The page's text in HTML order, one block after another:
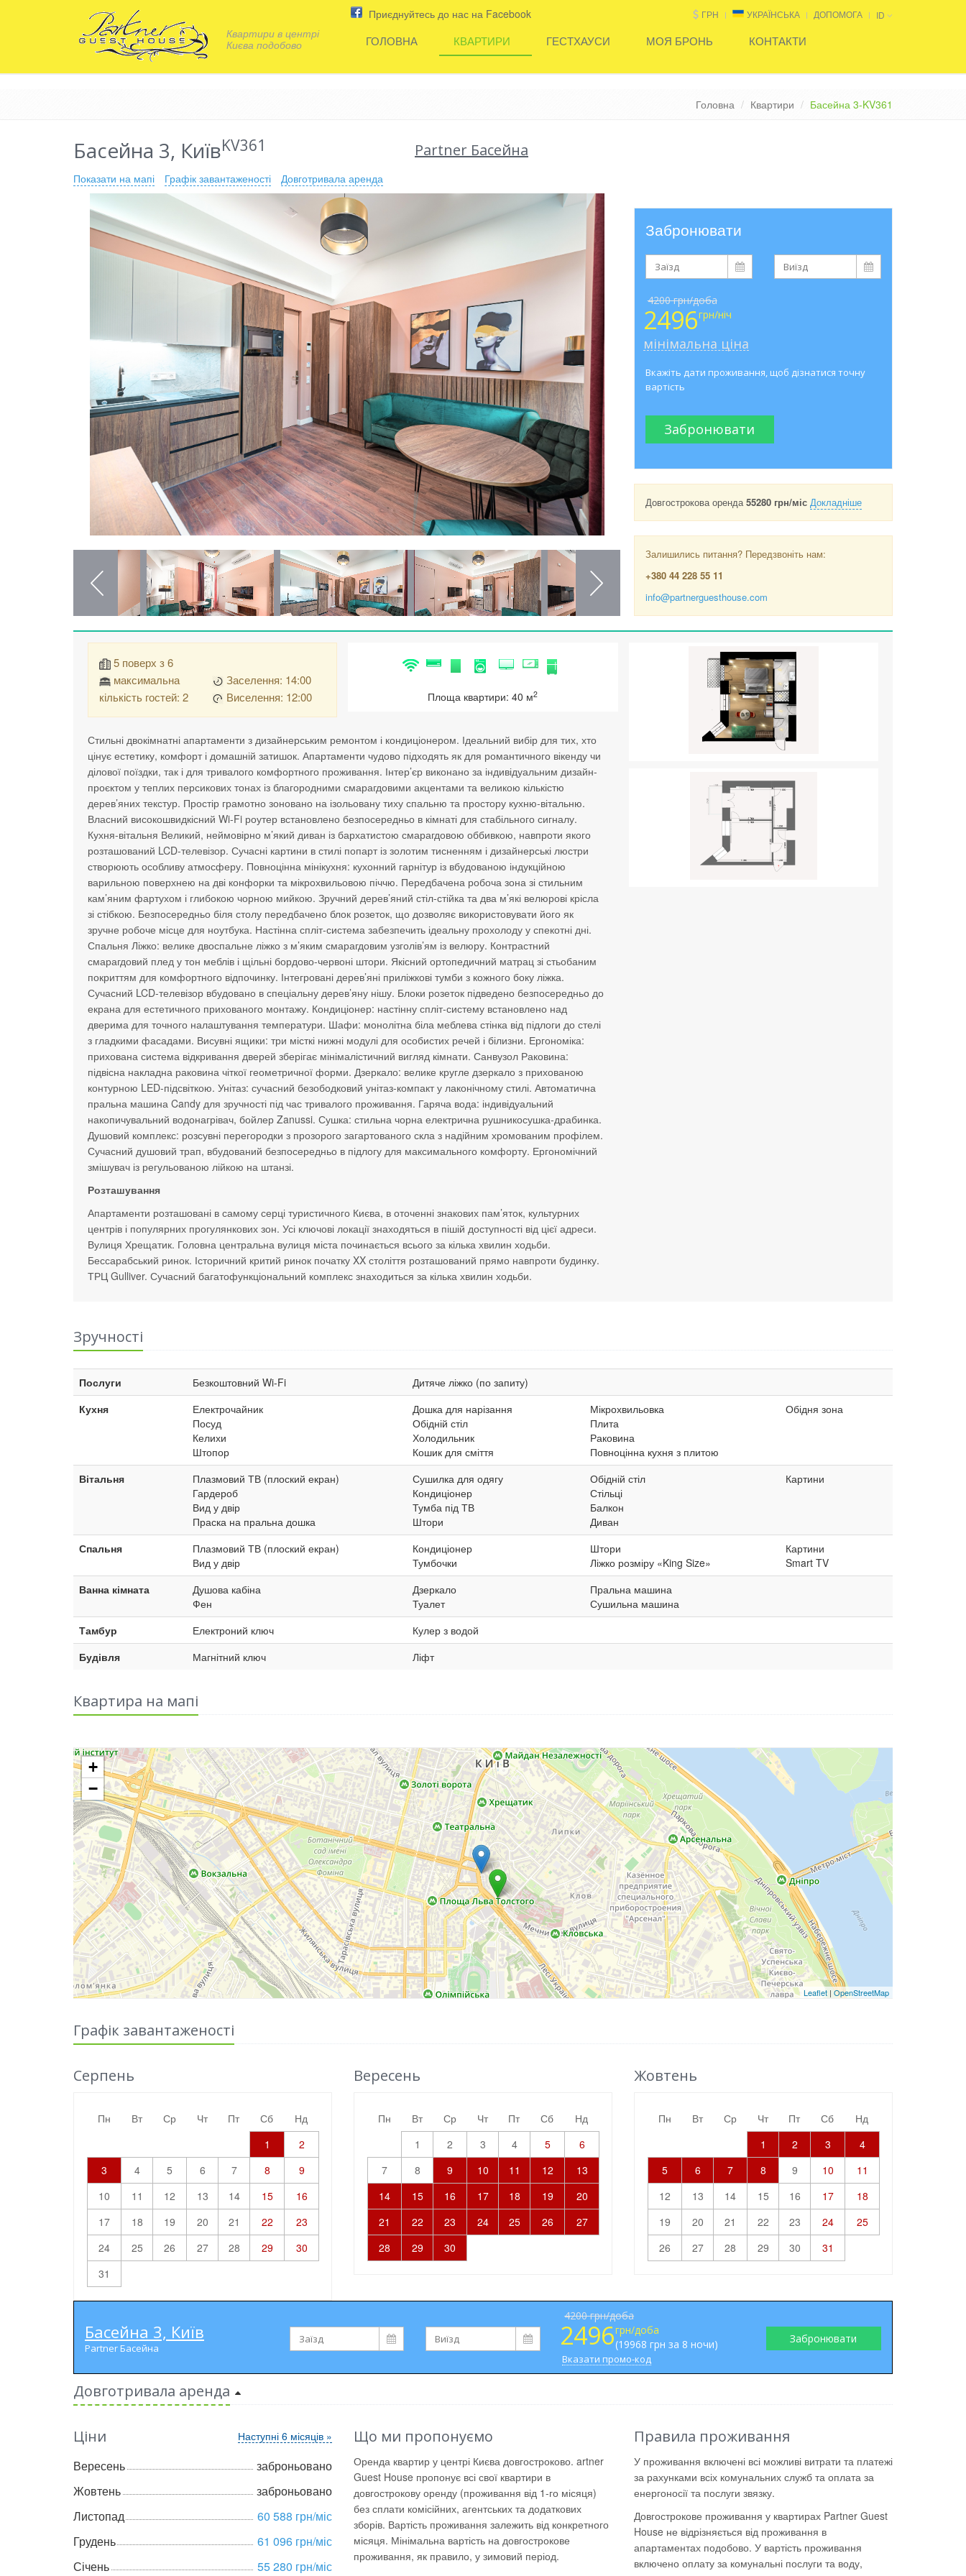
ГРН УКРАЇНСЬКА ДОПОМОГА ID
Приєднуйтесь до нас на Facebook
ГОЛОВНА КВАРТИРИ ГЕСТХАУСИ МОЯ БРОНЬ КОНТАКТИ
Квартири в центрі
Києва подобово
Головна Квартири Басейна 3-KV361
Басейна 3, КиївKV361
Показати на мапі Графік завантаженості Довготривала аренда
Partner Басейна
Забронювати
4200 грн/доба
2496грн/ніч
мінімальна ціна
Вкажіть дати проживання, щоб дізнатися точну
вартість
Забронювати
Довгострокова оренда55280 грн/міс Докладніше
Залишились питання? Передзвоніть нам:
+380 44 228 55 11
info@partnerguesthouse.com
5 поверх з 6
максимальна
кількість гостей: 2
Заселення: 14:00
Виселення: 12:00
Площа квартири: 40 м2
Стильні двокімнатні апартаменти з дизайнерським ремонтом і кондиціонером. Ідеальний вибір для тих, хто
цінує естетику, комфорт і домашній затишок. Апартаменти чудово підходять як для романтичного вікенду чи
ділової поїздки, так і для тривалого комфортного проживання. Інтер’єр виконано за індивідуальним дизайн-
проєктом у теплих персикових тонах із благородними смарагдовими акцентами та великою кількістю
дерев’яних текстур. Простір грамотно зоновано на ізольовану тиху спальню та простору кухню-вітальню.
Власний високошвидкісний Wi-Fi роутер встановлено безпосередньо в кімнаті для стабільного сигналу.
Кухня-вітальня Великий, неймовірно м’який диван із бархатистою смарагдовою оббивкою, навпроти якого
розташований LCD-телевізор. Сучасні картини в стилі попарт із золотим тисненням і дизайнерські люстри
створюють особливу атмосферу. Повноцінна мінікухня: кухонний гарнітур із вбудованою індукційною
варильною поверхнею на дві конфорки та мікрохвильовою піччю. Передбачена робоча зона зі стильним
кам’яним фартухом і глибокою чорною мийкою. Зручний дерев’яний стіл-стійка та два м’які велюрові крісла
зі стібкою. Безпосередньо біля столу передбачено блок розеток, що дозволяє використовувати його як
зручне робоче місце для ноутбука. Настінна спліт-система забезпечить ідеальну прохолоду у спекотні дні.
Спальня Ліжко: велике двоспальне ліжко з м’яким смарагдовим узголів’ям із велюру. Контрастний
смарагдовий плед у тон меблів і щільні бордово-червоні штори. Якісний ортопедичний матрац зі стьобаним
покриттям для комфортного відпочинку. Інтегровані дерев’яні приліжкові тумби з кожного боку ліжка.
Сучасний LCD-телевізор вбудовано в спеціальну дерев’яну нішу. Блоки розеток підведено безпосередньо до
екрана для естетичного прихованого монтажу. Кондиціонер: настінну спліт-систему встановлено над
дверима для точного налаштування температури. Шафи: монолітна біла меблева стінка від підлоги до стелі
з гладкими фасадами. Висувні ящики: три місткі нижні модулі для особистих речей і білизни. Ергономіка:
прихована система відкривання дверей зберігає мінімалістичний вигляд кімнати. Санвузол Раковина:
підвісна накладна раковина чіткої геометричної форми. Дзеркало: велике кругле дзеркало з прихованою
контурною LED-підсвіткою. Унітаз: сучасний безободковий унітаз-компакт у лаконічному стилі. Автоматична
пральна машина Candy для зручності під час тривалого проживання. Гаряча вода: індивідуальний
накопичувальний водонагрівач, бойлер Zanussi. Сушка: стильна чорна електрична рушникосушка-драбинка.
Душовий комплекс: розсувні перегородки з прозорого загартованого скла з надійним хромованим профілем.
Сучасний душовий трап, вбудований безпосередньо в підлогу для максимального комфорту. Ергономічний
змішувач із регульованою лійкою на штанзі.
Розташування
Апартаменти розташовані в самому серці туристичного Києва, в оточенні знакових пам’яток, культурних
центрів і популярних прогулянкових зон. Усі ключові локації знаходяться в пішій доступності від цієї адреси.
Вулиця Хрещатик. Головна центральна вулиця міста починається всього за кілька хвилин ходьби.
Бессарабський ринок. Історичний критий ринок початку XX століття розташований прямо навпроти будинку.
ТРЦ Gulliver. Сучасний багатофункціональний комплекс знаходиться за кілька хвилин ходьби.
Зручності
Послуги Безкоштовний Wi-Fi
Дитяче ліжко (по запиту)
Кухня
Електрочайник
Посуд
Келихи
Штопор
Дошка для нарізання
Обідній стіл
Холодильник
Кошик для сміття
Мікрохвильовка
Плита
Раковина
Повноцінна кухня з плитою
Обідня зона
Вітальня
Плазмовий ТВ (плоский екран)
Гардероб
Вид у двір
Праска на пральна дошка
Сушилка для одягу
Кондиціонер
Тумба під ТВ
Штори
Обідній стіл
Стільці
Балкон
Диван
Картини
Спальня
Плазмовий ТВ (плоский екран)
Вид у двір
Кондиціонер
Тумбочки
Штори
Ліжко розміру «King Size»
Картини
Smart TV
Ванна кімната
Душова кабіна
Фен
Дзеркало
Туалет
Пральна машина
Сушильна машина
Тамбур
Електроний ключ
Кулер з водой
Будівля
Магнітний ключ Ліфт
Квартира на мапі
+
−
Leaflet |OpenStreetMap
Графік завантаженості
Серпень
пн вт ср чт пт сб
нд
1
2
3
4 5 6 7 8
9
10
11 12 13 14 15
16
17
18 19 20 21 22
23
24
25 26 27 28 29
30
31
Вересень
пн вт ср чт пт сб
нд
1
2 3 4 5
6
7
8 9 10 11 12
13
14
15 16 17 18 19
20
21
22 23 24 25 26
27
28
29 30
Жовтень
пн вт ср чт пт сб
нд
1
2 3
4
5
6 7 8 9 10
11
12
13 14 15 16 17
18
19
20 21 22 23 24
25
26
27 28 29 30 31
Басейна 3, Київ
Partner Басейна
4200 грн/доба
2496грн/доба
(19968 грн за 8 ночи)
Вказати промо-код
Забронювати
Довготривала аренда
Ціни Наступні 6 місяців »
Вересень
заброньовано
Жовтень
заброньовано
Листопад
60 588 грн/міс
Грудень
61 096 грн/міс
Січень
55 280 грн/міс
Що ми пропонуємо
Оренда квартир у центрі Києва довгостроково. artner
Guest House пропонує всі свої квартири в
довгострокову оренду (проживання від 1-го місяця)
без сплати комісійних, агентських та додаткових
зборів. Вартість проживання залежить від конкретного
місяця. Мінімальна вартість на довгострокове
проживання, як правило, у зимовий період.
Правила проживання
У проживання включені всі можливі витрати та платежі
за рахунками всіх комунальних служб та оплата за
енергоносії та послуги звязку.
Довгострокове проживання у квартирах Partner Guest
House не відрізняється від проживання в
апартаментах подобово. У вартість проживання
включено оплату за комунальні послуги та воду,